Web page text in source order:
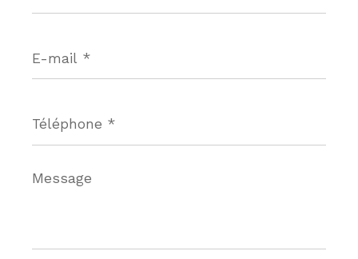
mail
*
*
Message
*